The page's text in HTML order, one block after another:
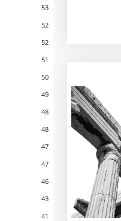
53
52
52
51
50
49
48
48
47
47
46
43
41